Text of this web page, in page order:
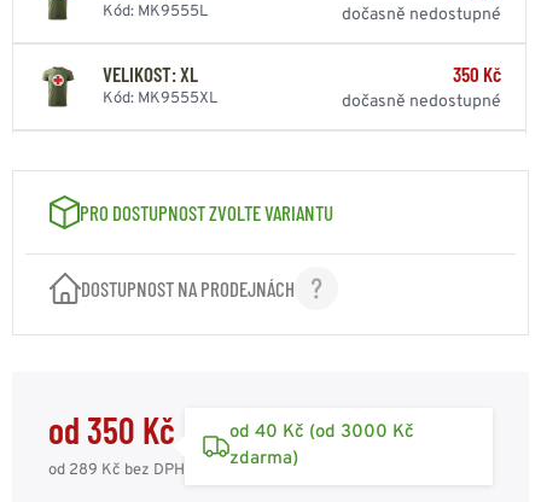
Kód: MK9555L dočasně nedostupné
VELIKOST: XL
Kód: MK9555XL
350 Kč
dočasně nedostupné
PRO DOSTUPNOST ZVOLTE VARIANTU
DOSTUPNOST NA PRODEJNÁCH
od 350 Kč
od 289 Kč bez DPH
od 40 Kč (od 3000 Kč
zdarma)